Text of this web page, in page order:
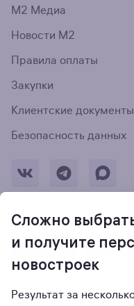
М2 Медиа
Новости М2
Правила оплаты
Закупки
Клиентские документы
Безопасность данных
рекомендательные
Сложно
и получите
новостроек
Результат за